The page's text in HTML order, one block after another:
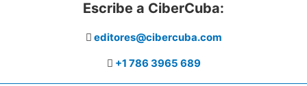
Escribe a CiberCuba:
editores@cibercuba.com
+1 786 3965 689